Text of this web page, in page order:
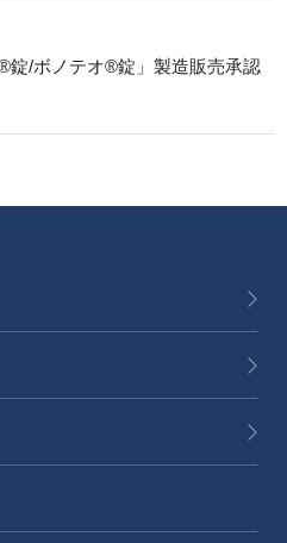
錠/ボノテオ®錠」製造販売承認